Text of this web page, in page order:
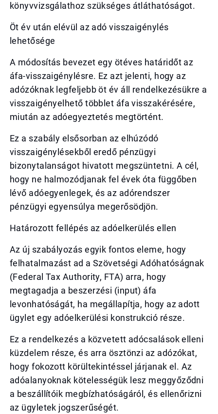
könyvvizsgálathoz szükséges átláthatóságot.
Öt év után elévül az adó visszaigénylés
lehetősége
A módosítás bevezet egy ötéves határidőt az
áfa-visszaigénylésre. Ez azt jelenti, hogy az
adózóknak legfeljebb öt év áll rendelkezésükre a
visszaigényelhető többlet áfa visszakérésére,
miután az adóegyeztetés megtörtént.
Ez a szabály elsősorban az elhúzódó
visszaigénylésekből eredő pénzügyi
bizonytalanságot hivatott megszüntetni. A cél,
hogy ne halmozódjanak fel évek óta függőben
lévő adóegyenlegek, és az adórendszer
pénzügyi egyensúlya megerősödjön.
Határozott fellépés az adóelkerülés ellen
Az új szabályozás egyik fontos eleme, hogy
felhatalmazást ad a Szövetségi Adóhatóságnak
(Federal Tax Authority, FTA) arra, hogy
megtagadja a beszerzési (input) áfa
levonhatóságát, ha megállapítja, hogy az adott
ügylet egy adóelkerülési konstrukció része.
Ez a rendelkezés a közvetett adócsalások elleni
küzdelem része, és arra ösztönzi az adózókat,
hogy fokozott körültekintéssel járjanak el. Az
adóalanyoknak kötelességük lesz meggyőződni
a beszállítóik megbízhatóságáról, és ellenőrizni
az ügyletek jogszerűségét.